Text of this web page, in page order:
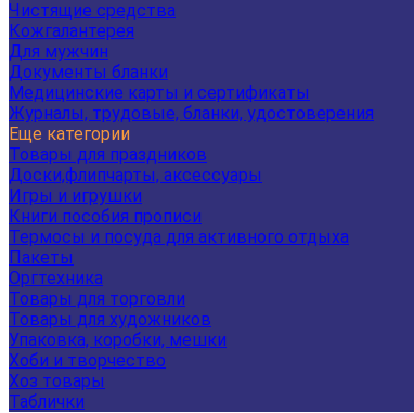
Чистящие средства
Кожгалантерея
Для мужчин
Документы бланки
Медицинские карты и сертификаты
Журналы, трудовые, бланки, удостоверения
Еще категории
Товары для праздников
Доски,флипчарты, аксессуары
Игры и игрушки
Книги пособия прописи
Термосы и посуда для активного отдыха
Пакеты
Оргтехника
Товары для торговли
Товары для художников
Упаковка, коробки, мешки
Хоби и творчество
Хоз товары
Таблички